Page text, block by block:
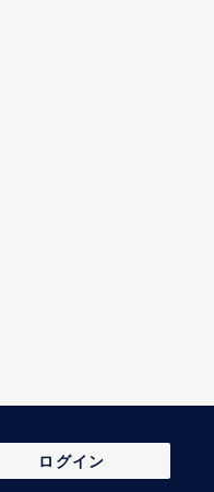
ログイン